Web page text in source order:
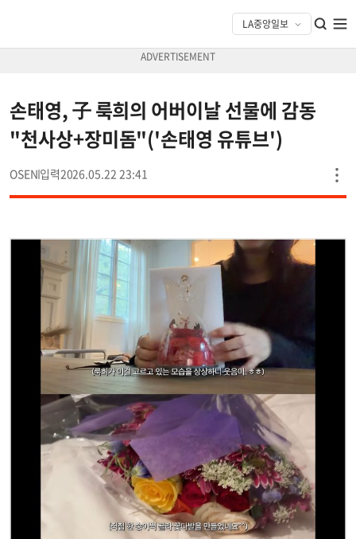
손태영, 子 룩희의 어버이날 선물에 감동
"천사상+장미돔"('손태영 유튜브')
OSEN 2026.05.22 23:41